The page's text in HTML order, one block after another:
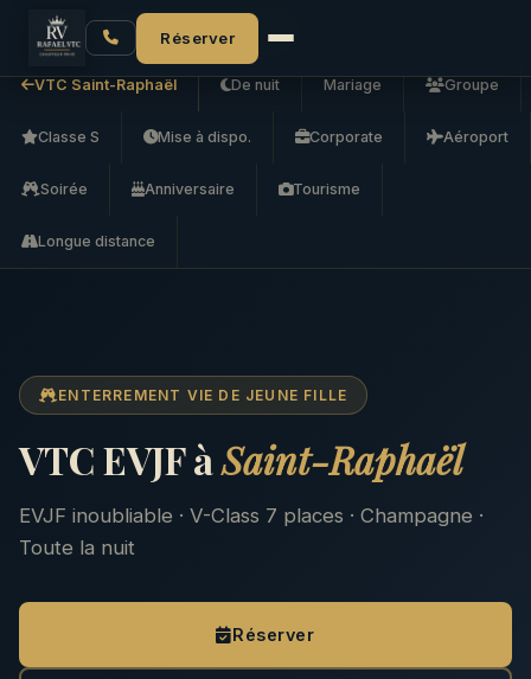
Réserver
Accueil VTC Saint-Raphaël
VTC Saint-Raphaël De nuit Mariage Groupe
Classe S Mise à dispo. Corporate Aéroport
Soirée Anniversaire Tourisme
Longue distance
ENTERREMENT VIE DE JEUNE FILLE
VTC EVJF àSaint-Raphaël
EVJF inoubliable · V-Class 7 places · Champagne ·
Toute la nuit
Réserver